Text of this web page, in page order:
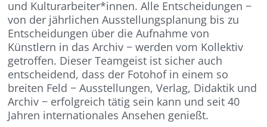
und Kulturarbeiter*innen. Alle Entscheidungen −
von der jährlichen Ausstellungsplanung bis zu
Entscheidungen über die Aufnahme von
Künstlern in das Archiv − werden vom Kollektiv
getroffen. Dieser Teamgeist ist sicher auch
entscheidend, dass der Fotohof in einem so
breiten Feld − Ausstellungen, Verlag, Didaktik und
Archiv − erfolgreich tätig sein kann und seit 40
Jahren internationales Ansehen genießt.